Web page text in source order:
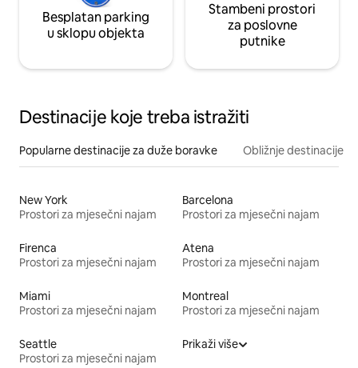
Besplatan parking
u sklopu objekta
Stambeni prostori
za poslovne
putnike
Destinacije koje treba istražiti
Popularne destinacije za duže boravke Obližnje destinacije
New York
Prostori za mjesečni najam
Barcelona
Prostori za mjesečni najam
Firenca
Prostori za mjesečni najam
Atena
Prostori za mjesečni najam
Miami
Prostori za mjesečni najam
Montreal
Prostori za mjesečni najam
Seattle
Prostori za mjesečni najam
Prikaži više